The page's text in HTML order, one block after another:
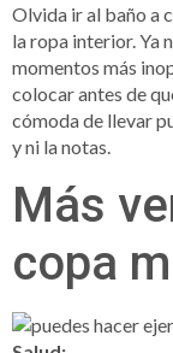
Olvida ir al baño a
la ropa interior. Ya
momentos más
colocar antes de
cómoda de llevar
y ni la notas.
Más
copa